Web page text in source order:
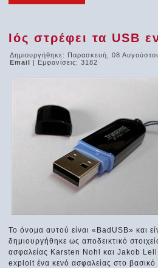
Ιός στρέφει τα USB
Δημιουργήθηκε: Παρασκευή, 08
Email | Εμφανίσεις: 3182
Το όνομα αυτού είναι «BadUSB» και
δημιουργήθηκε ως αποδεικτικό
ασφαλείας Karsten Nohl και Jakob
exploit ένα κενό ασφαλείας στο βασικό